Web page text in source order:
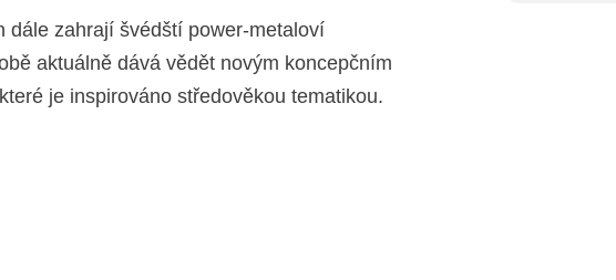
dále zahrají švédští power-metaloví
aktuálně dává vědět novým koncepčním
je inspirováno středověkou tematikou.